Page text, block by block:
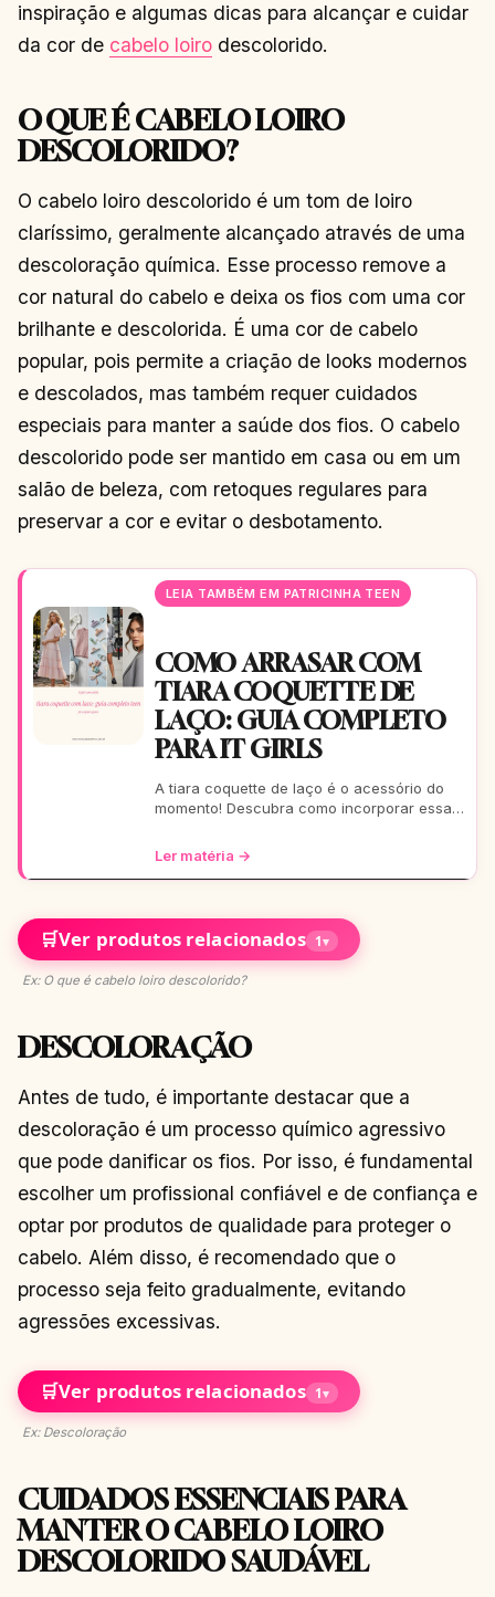
inspiração e algumas dicas para alcançar e cuidar
da cor de cabelo loiro descolorido.
O QUE É CABELO LOIRO
DESCOLORIDO?
O cabelo loiro descolorido é um tom de loiro
claríssimo, geralmente alcançado através de uma
descoloração química. Esse processo remove a
cor natural do cabelo e deixa os fios com uma cor
brilhante e descolorida. É uma cor de cabelo
popular, pois permite a criação de looks modernos
e descolados, mas também requer cuidados
especiais para manter a saúde dos fios. O cabelo
descolorido pode ser mantido em casa ou em um
salão de beleza, com retoques regulares para
preservar a cor e evitar o desbotamento.
LEIA TAMBÉM EM PATRICINHA TEEN
COMO ARRASAR COM
TIARA COQUETTE DE
LAÇO: GUIA COMPLETO
PARA IT GIRLS
A tiara coquette de laço é o acessório do
momento! Descubra como incorporar essa
looks, do casual ao
Ler matéria →
🛒Ver produtos relacionados 1▾
Ex: O que é cabelo loiro descolorido?
DESCOLORAÇÃO
Antes de tudo, é importante destacar que a
descoloração é um processo químico agressivo
que pode danificar os fios. Por isso, é fundamental
escolher um profissional confiável e de confiança e
optar por produtos de qualidade para proteger o
cabelo. Além disso, é recomendado que o
processo seja feito gradualmente, evitando
agressões excessivas.
🛒Ver produtos relacionados 1▾
Ex: Descoloração
CUIDADOS ESSENCIAIS PARA
MANTER O CABELO LOIRO
DESCOLORIDO SAUDÁVEL